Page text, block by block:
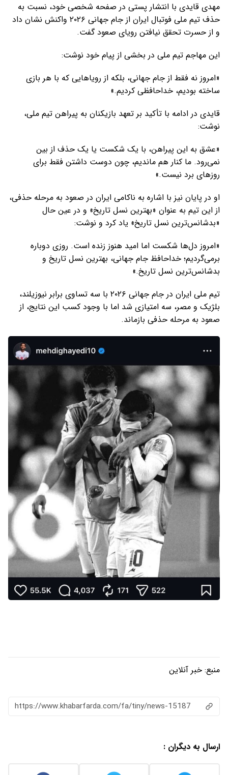
مهدی قایدی با انتشار پستی در صفحه شخصی خود، نسبت به
حذف تیم ملی فوتبال ایران از جام جهانی ۲۰۲۶ واکنش نشان داد
و از حسرت تحقق نیافتن رویای صعود گفت.
این مهاجم تیم ملی در بخشی از پیام خود نوشت:
«امروز نه فقط از جام جهانی، بلکه از رویاهایی که با هر بازی
ساخته بودیم، خداحافظی کردیم.»
قایدی در ادامه با تأکید بر تعهد بازیکنان به پیراهن تیم ملی،
نوشت:
«عشق به این پیراهن، با یک شکست یا یک حذف از بین
نمی‌رود. ما کنار هم ماندیم، چون دوست داشتن فقط برای
روزهای برد نیست.»
او در پایان نیز با اشاره به ناکامی ایران در صعود به مرحله حذفی،
از این تیم به عنوان «بهترین نسل تاریخ» و در عین حال
«بدشانس‌ترین نسل تاریخ» یاد کرد و نوشت:
«امروز دل‌ها شکست اما امید هنوز زنده است. روزی دوباره
برمی‌گردیم؛ خداحافظ جام جهانی، بهترین نسل تاریخ و
بدشانس‌ترین نسل تاریخ.»
تیم ملی ایران در جام جهانی ۲۰۲۶ با سه تساوی برابر نیوزیلند،
بلژیک و مصر، سه امتیازی شد اما با وجود کسب این نتایج، از
صعود به مرحله حذفی بازماند.
منبع: خبر آنلاین
https://www.khabarfarda.com/fa/tiny/news-15187
ارسال به دیگران :